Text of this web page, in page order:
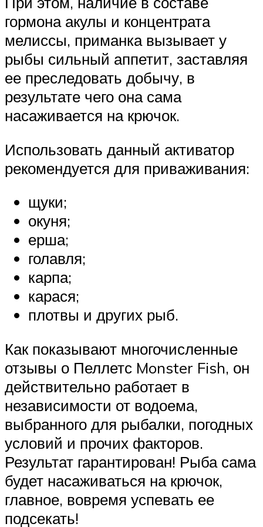
гормона акулы и концентрата
мелиссы, приманка вызывает у
рыбы сильный аппетит, заставляя
ее преследовать добычу, в
результате чего она сама
насаживается на крючок.
Использовать данный активатор
рекомендуется для приваживания:
щуки;
окуня;
ерша;
голавля;
карпа;
карася;
плотвы и других рыб.
Как показывают многочисленные
отзывы о Пеллетс Monster Fish, он
действительно работает в
независимости от водоема,
выбранного для рыбалки, погодных
условий и прочих факторов.
Результат гарантирован! Рыба сама
будет насаживаться на крючок,
главное, вовремя успевать ее
подсекать!